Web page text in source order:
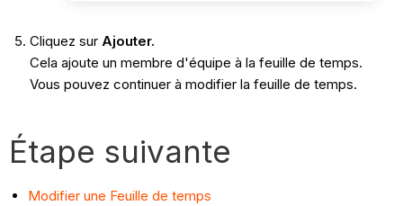
Cliquez sur Ajouter.
Cela ajoute un membre d'équipe à la feuille de temps.
Vous pouvez continuer à modifier la feuille de temps.
Étape suivante
Modifier une Feuille de temps